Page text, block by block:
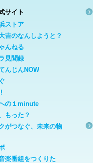
サイト
ストア
吉のなんしようと？
んねる
見聞録
んじんNOW
の１minute
もった？
がつなぐ、未来の物
楽番組をつくりた